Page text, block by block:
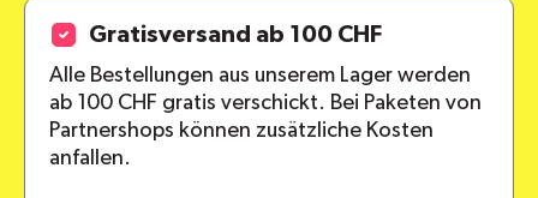
Gratisversand ab 100 CHF
Alle Bestellungen aus unserem Lager werden
ab 100 CHF gratis verschickt. Bei Paketen von
Partnershops können zusätzliche Kosten
anfallen.